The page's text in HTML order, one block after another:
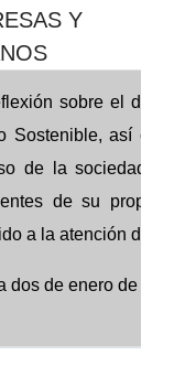
Y
sobre el
Sostenible, así
de la sociedad a
de su
a la atención de
dos de enero de